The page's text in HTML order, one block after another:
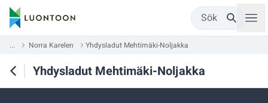
Sök
... Norra Karelen Yhdysladut Mehtimäki-Noljakka
Yhdysladut Mehtimäki-Noljakka